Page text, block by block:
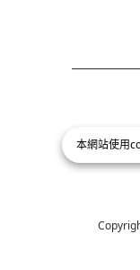
本網站使用
統一